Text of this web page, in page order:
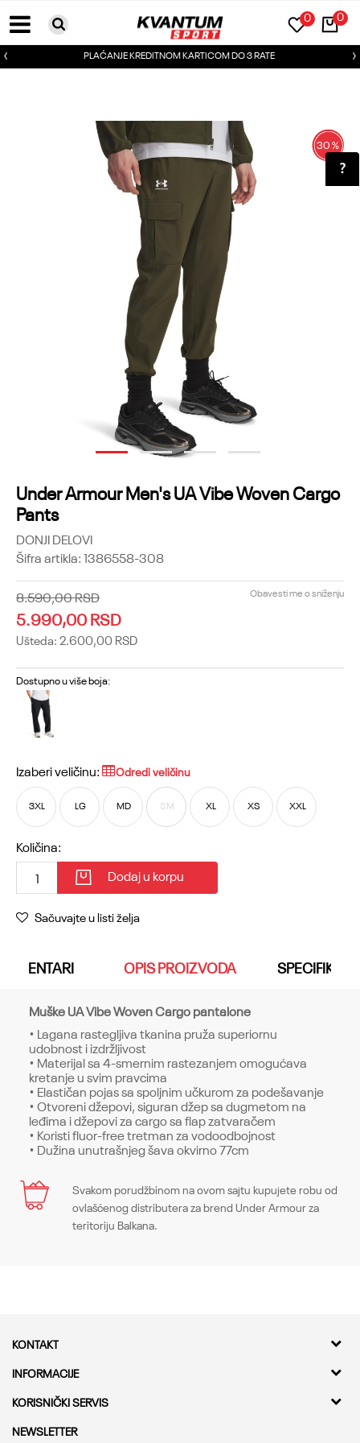
0
0
PLAĆANJE KREDITNOM KARTICOM DO 3 RATE
1 2 3 4
30%
Under Armour Men's UA Vibe Woven Cargo
Pants
DONJI DELOVI
Šifra artikla:1386558-308
8.590,00RSD
5.990,00RSD
Ušteda: 2.600,00 RSD
Obavesti me o sniženju
Dostupno u više boja:
Izaberi veličinu: Odredi veličinu
3XL LG MD SM XL XS XXL
Količina:
Dodaj u korpu
Sačuvajte u listi želja
OPIS PROIZVODA
Muške UA Vibe Woven Cargo pantalone
• Lagana rastegljiva tkanina pruža superiornu
udobnost i izdržljivost
• Materijal sa 4-smernim rastezanjem omogućava
kretanje u svim pravcima
• Elastičan pojas sa spoljnim učkurom za podešavanje
• Otvoreni džepovi, siguran džep sa dugmetom na
leđima i džepovi za cargo sa flap zatvaračem
• Koristi fluor-free tretman za vodoodbojnost
• Dužina unutrašnjeg šava okvirno 77cm
Karakteristika
Kategorija
CO
Ime/Nadimak
Svakom porudžbinom na ovom sajtu kupujete robu od
ovlašćenog distributera za brend Under Armour za
teritoriju Balkana.
KONTAKT
Kvantum Sport d.o.o.
Adresa
11000 Beograd
INFORMACIJE
O nama
KORISNIČKI SERVIS
Provera statusa pošiljke
NEWSLETTER